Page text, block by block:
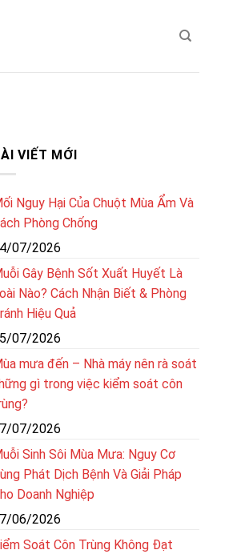
VIẾT MỚI
Nguy Hại Của Chuột Mùa Ẩm Và
Phòng Chống
07/2026
Gây Bệnh Sốt Xuất Huyết Là
Nào? Cách Nhận Biết & Phòng
Hiệu Quả
07/2026
mưa đến – Nhà máy nên rà soát
gì trong việc kiểm soát côn
07/2026
Sinh Sôi Mùa Mưa: Nguy Cơ
Phát Dịch Bệnh Và Giải Pháp
Doanh Nghiệp
06/2026
Soát Côn Trùng Không Đạt